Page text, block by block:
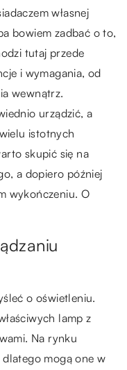
własnej
bowiem zadbać o to,
tutaj przede
i wymagania, od
wewnątrz.
urządzić, a
istotnych
skupić się na
a dopiero później
wykończeniu. O
o oświetleniu.
lamp z
Na rynku
mogą one w